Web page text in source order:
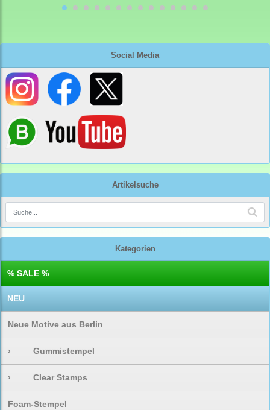
Social Media
Artikelsuche
Kategorien
% SALE %
NEU
Neue Motive aus Berlin
› Gummistempel
› Clear Stamps
Foam-Stempel